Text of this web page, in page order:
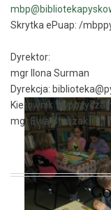
Skrytka ePuap: /
Dyrektor:
mgr Ilona Surman
Dyrekcja:
Kierownik
mgr Ewa Staszak